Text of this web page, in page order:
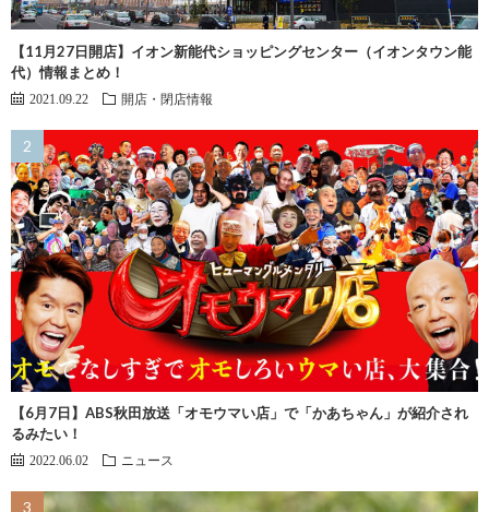
【11月27日開店】イオン新能代ショッピングセンター（イオンタウン能
代）情報まとめ！
2021.09.22 開店・閉店情報
【6月7日】ABS秋田放送「オモウマい店」で「かあちゃん」が紹介され
るみたい！
2022.06.02 ニュース